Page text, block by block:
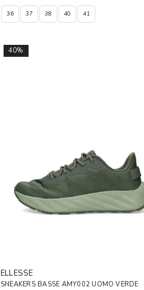
36 37 38 40 41
40%
ELLESSE
SNEAKERS BASSE AMY002 UOMO VERDE